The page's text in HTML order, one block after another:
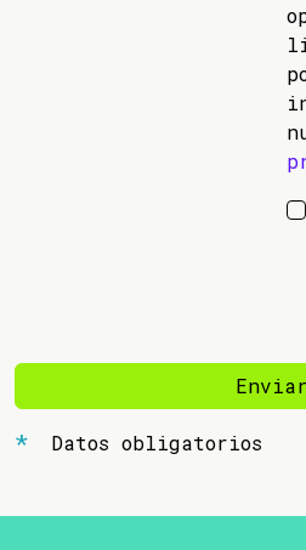
Enviar
Datos obligatorios